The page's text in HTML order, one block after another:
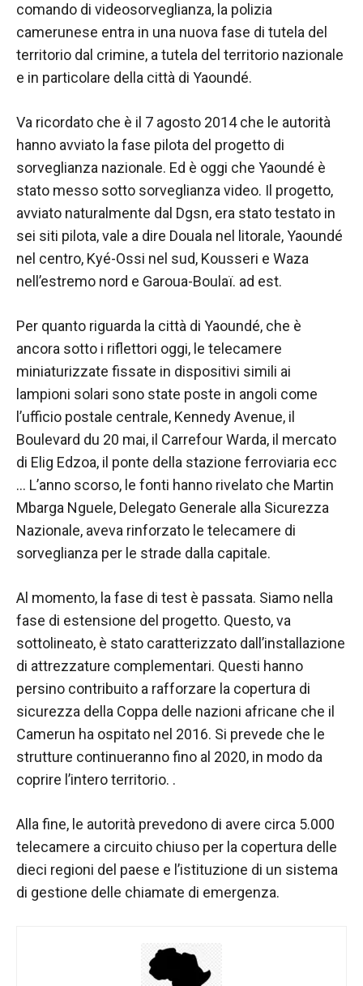
comando di videosorveglianza, la polizia
camerunese entra in una nuova fase di tutela del
territorio dal crimine, a tutela del territorio nazionale
e in particolare della città di Yaoundé.
Va ricordato che è il 7 agosto 2014 che le autorità
hanno avviato la fase pilota del progetto di
sorveglianza nazionale. Ed è oggi che Yaoundé è
stato messo sotto sorveglianza video. Il progetto,
avviato naturalmente dal Dgsn, era stato testato in
sei siti pilota, vale a dire Douala nel litorale, Yaoundé
nel centro, Kyé-Ossi nel sud, Kousseri e Waza
nell’estremo nord e Garoua-Boulaï. ad est.
Per quanto riguarda la città di Yaoundé, che è
ancora sotto i riflettori oggi, le telecamere
miniaturizzate fissate in dispositivi simili ai
lampioni solari sono state poste in angoli come
l’ufficio postale centrale, Kennedy Avenue, il
Boulevard du 20 mai, il Carrefour Warda, il mercato
di Elig Edzoa, il ponte della stazione ferroviaria ecc
… L’anno scorso, le fonti hanno rivelato che Martin
Mbarga Nguele, Delegato Generale alla Sicurezza
Nazionale, aveva rinforzato le telecamere di
sorveglianza per le strade dalla capitale.
Al momento, la fase di test è passata. Siamo nella
fase di estensione del progetto. Questo, va
sottolineato, è stato caratterizzato dall’installazione
di attrezzature complementari. Questi hanno
persino contribuito a rafforzare la copertura di
sicurezza della Coppa delle nazioni africane che il
Camerun ha ospitato nel 2016. Si prevede che le
strutture continueranno fino al 2020, in modo da
coprire l’intero territorio. .
Alla fine, le autorità prevedono di avere circa 5.000
telecamere a circuito chiuso per la copertura delle
dieci regioni del paese e l’istituzione di un sistema
di gestione delle chiamate di emergenza.
funzionalità
scompariranno
dal sito web.
Condividendo i
tuoi interessi e
mentre visiti il
nostro sito,
aumenti le
vedere
contenuti e
offerte